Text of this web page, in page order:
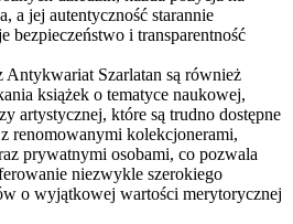
a jej autentyczność starannie
bezpieczeństwo i transparentność
Antykwariat Szarlatan są również
książek o tematyce naukowej,
artystycznej, które są trudno dostępne
renomowanymi kolekcjonerami,
prywatnymi osobami, co pozwala
niezwykle szerokiego
o wyjątkowej wartości merytorycznej